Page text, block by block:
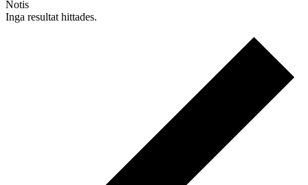
Notis
Inga resultat hittades.